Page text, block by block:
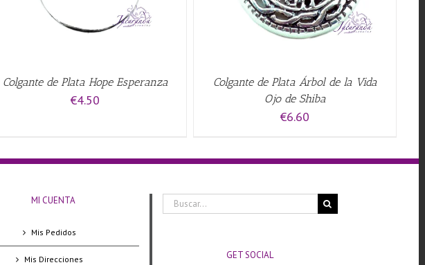
Colgante de Plata Hope Esperanza
€4.50
Colgante de Plata Árbol de la Vida
Ojo de Shiba
€6.60
MI CUENTA
Mis Pedidos
Mis Direcciones
Buscar:
GET SOCIAL